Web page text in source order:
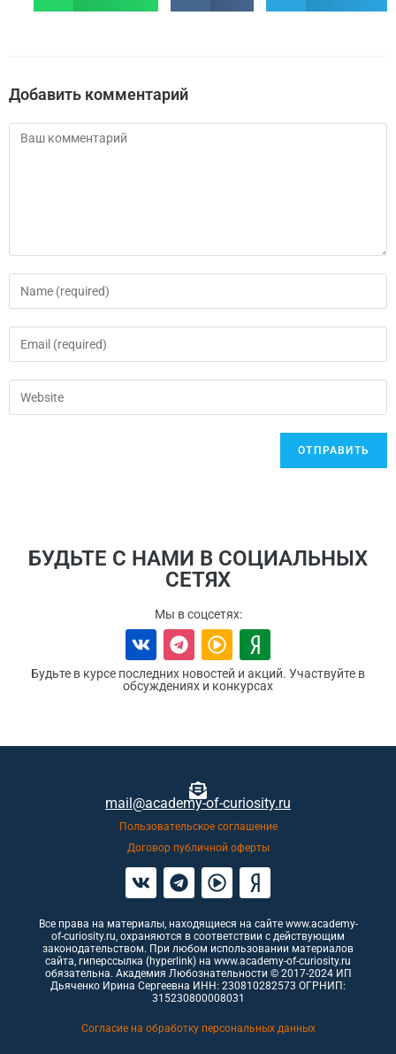
Добавить комментарий
БУДЬТЕ С НАМИ В СОЦИАЛЬНЫХ
СЕТЯХ
Мы в соцсетях:
Будьте в курсе последних новостей и акций. Участвуйте в
обсуждениях и конкурсах
mail@academy-of-curiosity.ru
Пользовательское соглашение
Договор публичной оферты
Все права на материалы, находящиеся на сайте www.academy-
of-curiosity.ru, охраняются в соответствии с действующим
законодательством. При любом использовании материалов
сайта, гиперссылка (hyperlink) на www.academy-of-curiosity.ru
обязательна. Академия Любознательности © 2017-2024 ИП
Дьяченко Ирина Сергеевна ИНН: 230810282573 ОГРНИП:
315230800008031
Согласие на обработку персональных данных